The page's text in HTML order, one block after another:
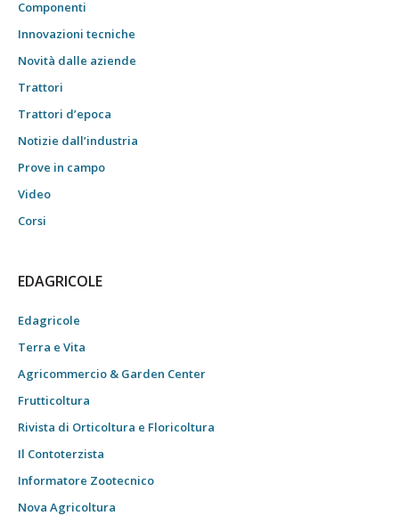
Componenti
Innovazioni tecniche
Novità dalle aziende
Trattori
Trattori d’epoca
Notizie dall’industria
Prove in campo
Video
Corsi
EDAGRICOLE
Edagricole
Terra e Vita
Agricommercio & Garden Center
Frutticoltura
Rivista di Orticoltura e Floricoltura
Il Contoterzista
Informatore Zootecnico
Nova Agricoltura